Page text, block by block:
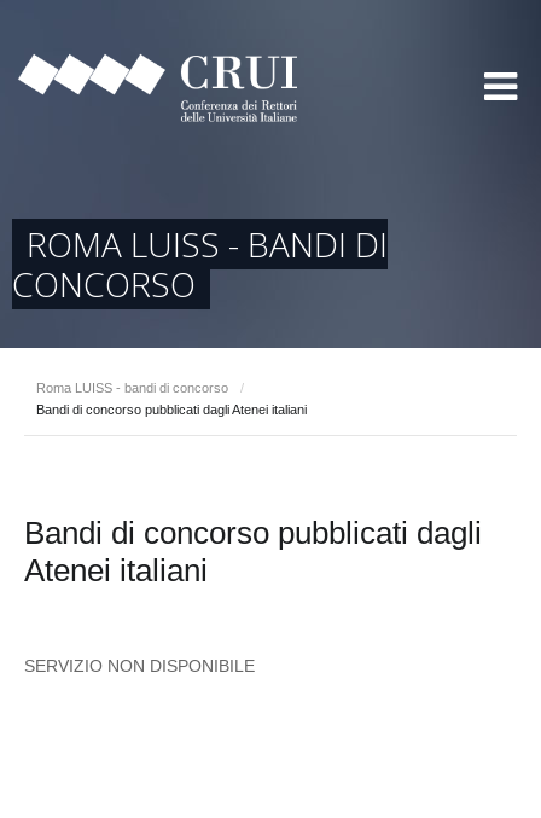
ROMA LUISS - BANDI DI
CONCORSO
Roma LUISS - bandi di concorso
/
Bandi di concorso pubblicati dagli Atenei italiani
Bandi di concorso pubblicati dagli
Atenei italiani
SERVIZIO NON DISPONIBILE